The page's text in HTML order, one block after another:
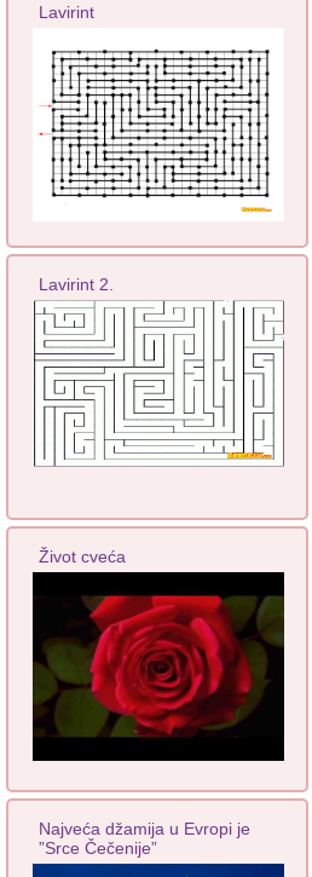
Lavirint
Lavirint 2.
Život cveća
Najveća džamija u Evropi je
”Srce Čečenije”